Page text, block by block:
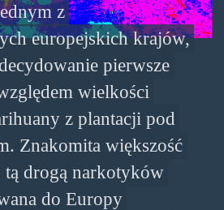
z
europejskich krajów,
pierwsze
wielkości
z plantacji pod
Znakomita większość
tą drogą narkotyków
do Europy